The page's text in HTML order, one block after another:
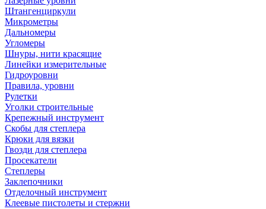
Штангенциркули
Микрометры
Дальномеры
Угломеры
Шнуры, нити красящие
Линейки измерительные
Гидроуровни
Правила, уровни
Рулетки
Уголки строительные
Крепежный инструмент
Скобы для степлера
Крюки для вязки
Гвозди для степлера
Просекатели
Степлеры
Заклепочники
Отделочный инструмент
Клеевые пистолеты и стержни